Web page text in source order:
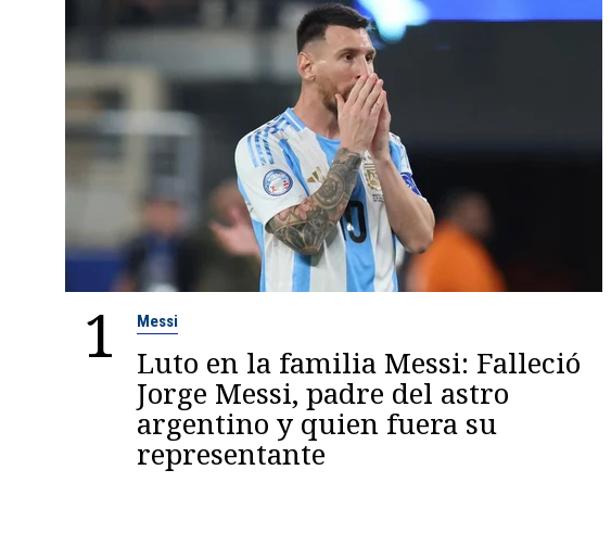
1 Messi
Luto en la familia Messi: Falleció
Jorge Messi, padre del astro
argentino y quien fuera su
representante